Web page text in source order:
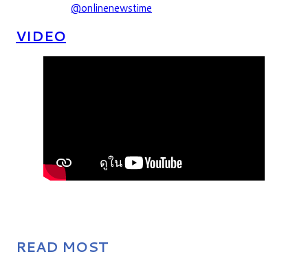
@onlinenewstime
VIDEO
READ MOST